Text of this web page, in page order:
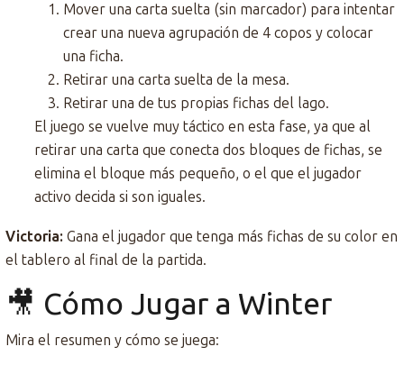
Mover una carta suelta (sin marcador) para intentar
crear una nueva agrupación de 4 copos y colocar
una ficha.
Retirar una carta suelta de la mesa.
Retirar una de tus propias fichas del lago.
El juego se vuelve muy táctico en esta fase, ya que al
retirar una carta que conecta dos bloques de fichas, se
elimina el bloque más pequeño, o el que el jugador
activo decida si son iguales.
Victoria: Gana el jugador que tenga más fichas de su color en
el tablero al final de la partida.
🎥 Cómo Jugar a Winter
Mira el resumen y cómo se juega: